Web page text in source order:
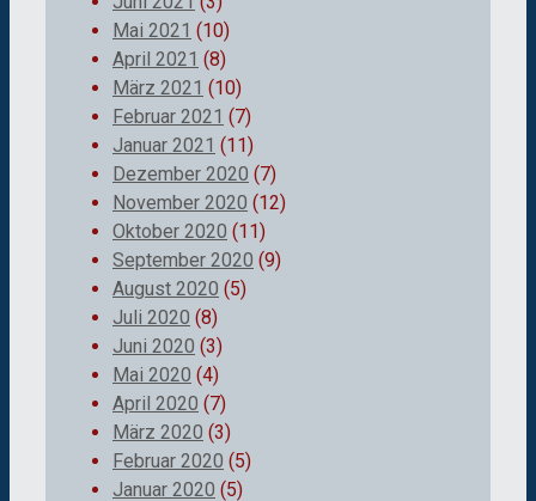
Mai 2021 (10)
April 2021 (8)
März 2021 (10)
Februar 2021 (7)
Januar 2021 (11)
Dezember 2020 (7)
November 2020 (12)
Oktober 2020 (11)
September 2020 (9)
August 2020 (5)
Juli 2020 (8)
Juni 2020 (3)
Mai 2020 (4)
April 2020 (7)
März 2020 (3)
Februar 2020 (5)
Januar 2020 (5)